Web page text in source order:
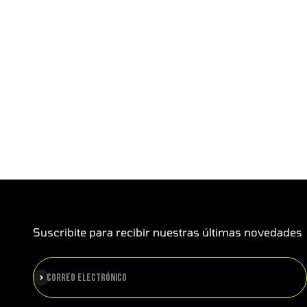
Suscribite para recibir nuestras últimas novedades
Correo electrónico
Suscribirse